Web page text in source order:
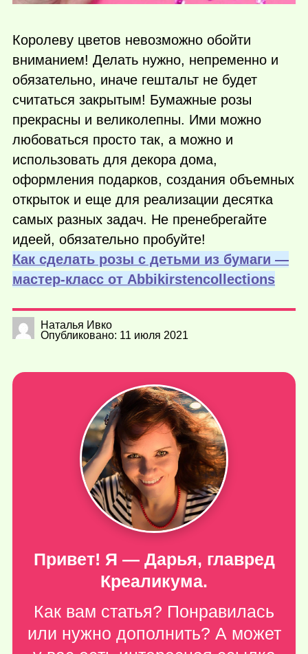
Королеву цветов невозможно обойти
вниманием! Делать нужно, непременно и
обязательно, иначе гештальт не будет
считаться закрытым! Бумажные розы
прекрасны и великолепны. Ими можно
любоваться просто так, а можно и
использовать для декора дома,
оформления подарков, создания объемных
открыток и еще для реализации десятка
самых разных задач. Не пренебрегайте
идеей, обязательно пробуйте!
Как сделать розы с детьми из бумаги —
мастер-класс от Аbbikirstencollections
Наталья Ивко
Опубликовано: 11 июля 2021
Привет! Я — Дарья, главред
Креаликума.
Как вам статья? Понравилась
или нужно дополнить? А может